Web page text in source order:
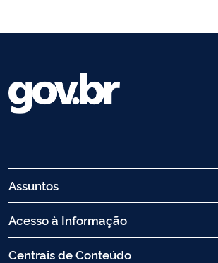
Assuntos
Acesso à Informação
Centrais de Conteúdo